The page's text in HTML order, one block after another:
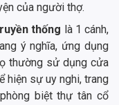
của người thợ.
thống là 1 cánh,
ý nghĩa, ứng dụng
thường sử dụng cửa
hiện sự uy nghi, trang
biệt thự tân cổ